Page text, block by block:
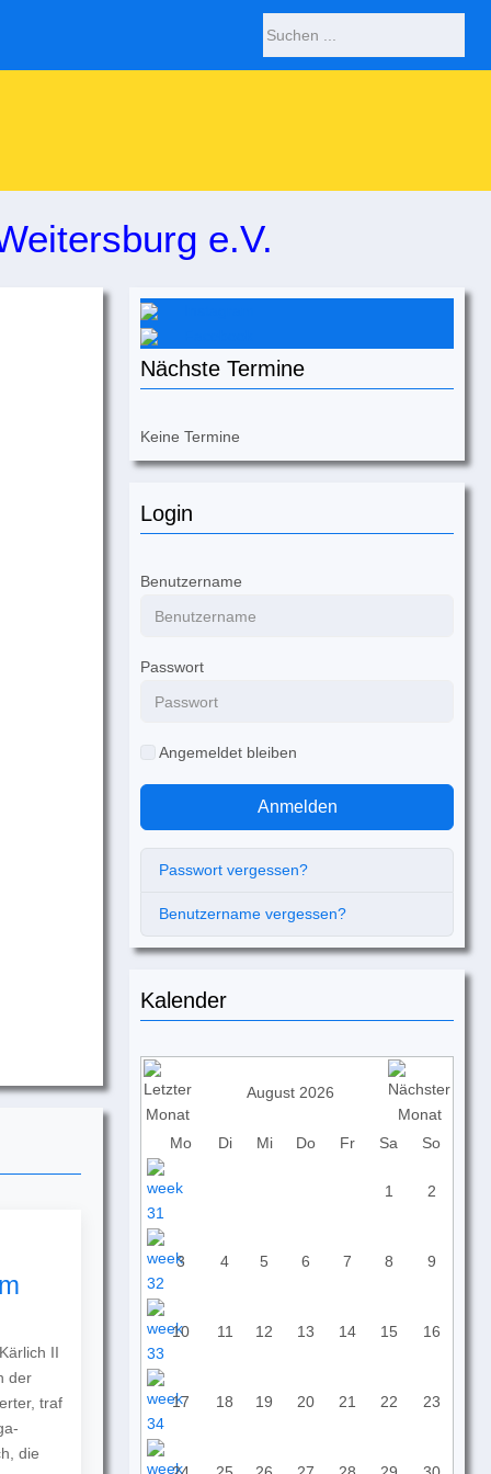
e.V.
II
der
traf
die
Nächste Termine
Keine Termine
Login
Benutzername
Passwort
Angemeldet bleiben
Anmelden
Passwort vergessen?
Benutzername vergessen?
Kalender
August 2026
Mo Di Mi Do Fr Sa So
1 2
3 4 5 6 7 8 9
10 11 12 13 14 15 16
17 18 19 20 21 22 23